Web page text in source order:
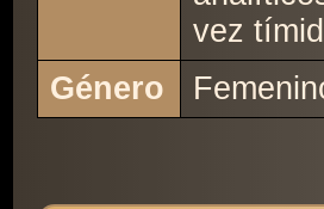
vez
Género